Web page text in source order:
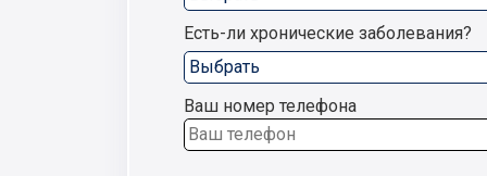
Есть-ли хронические заболевания?
Ваш номер телефона